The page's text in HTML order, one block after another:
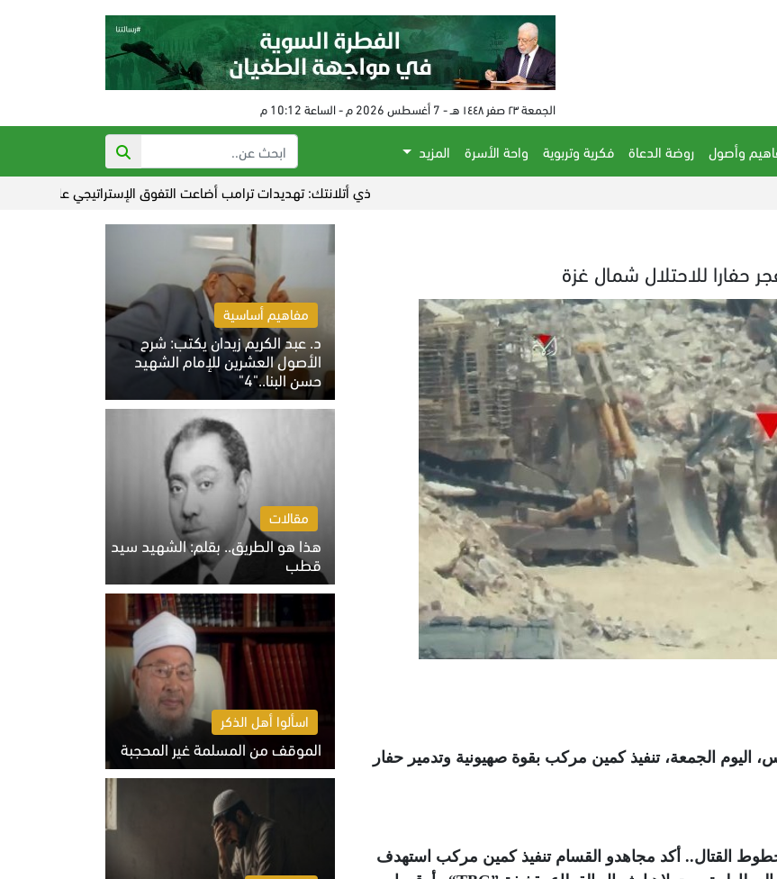
الجمعة ٢٣ صفر ١٤٤٨ هـ - 7 أغسطس 2026 م - الساعة 10:12 م
وأصول روضة الدعاة فكرية وتربوية واحة الأسرة
المزيد
ذي أتلانتك: تهديدات ترامب أضاعت التفوق الإستراتيجي على إيران
حفارا للاحتلال شمال غزة
اليوم الجمعة، تنفيذ كمين مركب بقوة صهيونية وتدمير حفار
القتال.. أكد مجاهدو القسام تنفيذ كمين مركب استهدف
مفاهيم أساسية
د. عبد الكريم زيدان يكتب: شرح
الأصول العشرين للإمام الشهيد
حسن البنا.."4"
الخميس 6 أغسطس 2026 10:27 ص
مقالات
هذا هو الطريق.. بقلم: الشهيد سيد
قطب
الخميس 6 أغسطس 2026 10:52 ص
اسألوا أهل الذكر
الموقف من المسلمة غير المحجبة
الخميس 6 أغسطس 2026 10:45 ص